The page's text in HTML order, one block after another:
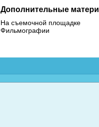
Дополнительные
На съемочной площадке
Фильмографии